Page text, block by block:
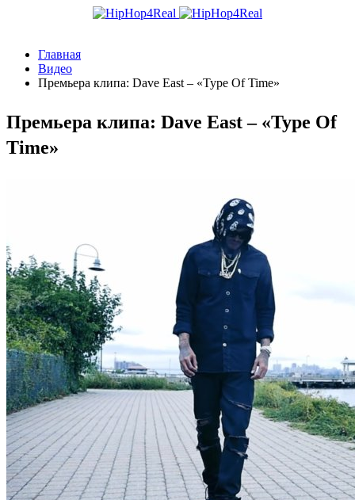
Главная
Видео
Премьера клипа: Dave East – «Type Of Time»
Премьера клипа: Dave East – «Type Of
Time»